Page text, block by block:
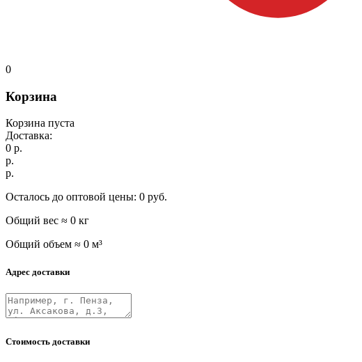
0
Корзина
Корзина пуста
Доставка:
0 р.
р.
р.
Осталось до оптовой цены: 0 руб.
Общий вес ≈ 0 кг
Общий объем ≈ 0 м³
Адрес доставки
Стоимость доставки